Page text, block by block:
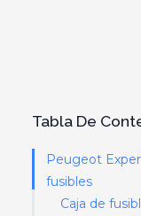
Tabla De
Peugeot
fusibles
Caja de